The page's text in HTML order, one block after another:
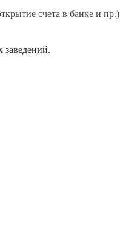
счета в банке и пр.)